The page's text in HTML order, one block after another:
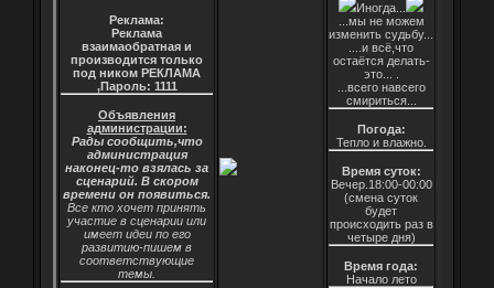
Реклама:
Реклама
взаимаобратная и
производится только
под ником РЕКЛАМА
,Пароль: 1111
Объявления
администрации:
Рады сообщить,что
администрация
наконец-то взялась за
сценарий. В скором
времени он появиться.
Все кто хочет принять
участие в сценарии или
имеет идеи по его
развитию-пишем в
соответствующие
темы.
Иногда...
...мы не можем
изменить судьбу...
....и всё,что
остаётся делать-
это... .
...всего навсего
смириться...
Погода:
Тепло и влажно.
Время суток:
Вечер.18:00-00:00
(смена суток
будет
происходить раз в
четыре дня)
Время года:
Начало лето